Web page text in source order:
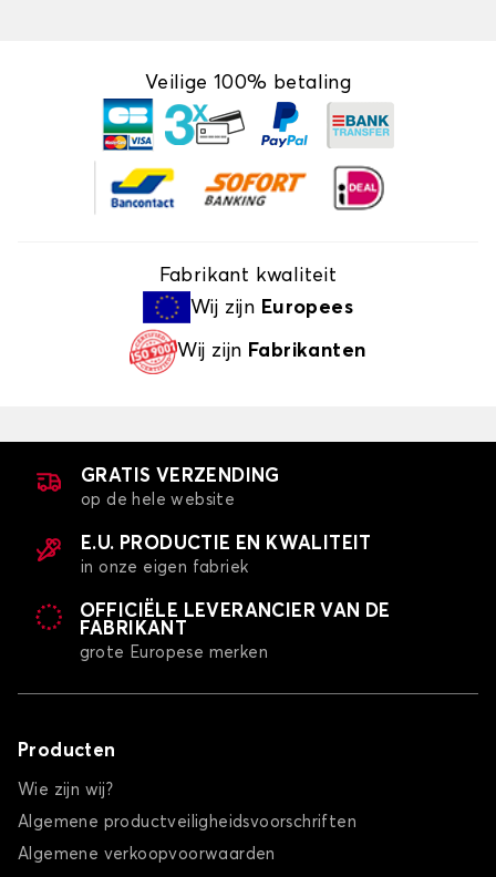
Veilige 100% betaling
Fabrikant kwaliteit
Wij zijn Europees
Wij zijn Fabrikanten
GRATIS VERZENDING
op de hele website
E.U. PRODUCTIE EN KWALITEIT
in onze eigen fabriek
OFFICIËLE LEVERANCIER VAN DE
FABRIKANT
grote Europese merken
Producten
Wie zijn wij?
Algemene productveiligheidsvoorschriften
Algemene verkoopvoorwaarden